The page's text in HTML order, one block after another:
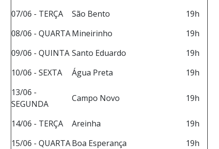
07/06 - TERÇA São Bento
19h
08/06 - QUARTAMineirinho
19h
09/06 - QUINTA Santo Eduardo
19h
10/06 - SEXTA
Água Preta
19h
13/06 -
SEGUNDA
Campo Novo 19h
14/06 - TERÇA Areinha
19h
15/06 - QUARTABoa Esperança
19h